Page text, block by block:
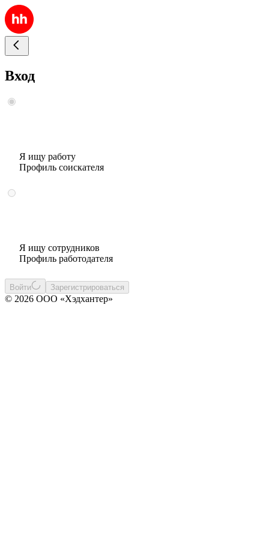
Вход
Я ищу работу
Профиль соискателя
Я ищу сотрудников
Профиль работодателя
Войти Зарегистрироваться
© 2026 ООО «Хэдхантер»